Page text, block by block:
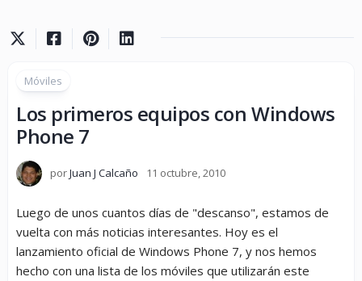
Móviles
Los primeros equipos con Windows
Phone 7
porJuan J Calcaño 11 octubre, 2010
Luego de unos cuantos días de "descanso", estamos de
vuelta con más noticias interesantes. Hoy es el
lanzamiento oficial de Windows Phone 7, y nos hemos
hecho con una lista de los móviles que utilizarán este